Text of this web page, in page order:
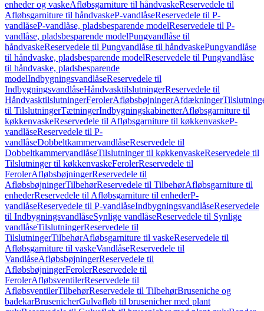
enheder og vaskeAfløbsgarniture til håndvaskeReservedele til
Afløbsgarniture til håndvaskeP-vandlåseReservedele til P-
vandlåseP-vandlåse, pladsbesparende modelReservedele til P-
vandlåse, pladsbesparende modelPungvandlåse til
håndvaskeReservedele til Pungvandlåse til håndvaskePungvandlåse
til håndvaske, pladsbesparende modelReservedele til Pungvandlåse
til håndvaske, pladsbesparende
modelIndbygningsvandlåseReservedele til
IndbygningsvandlåseHåndvasktilslutningerReservedele til
HåndvasktilslutningerFerolerAfløbsbøjningerAfdækninger
til TilslutningerTætningerIndbygningskabinetterAfløbsgarniture til
køkkenvaskeReservedele til Afløbsgarniture til køkkenvaskeP-
vandlåseReservedele til P-
vandlåseDobbeltkammervandlåseReservedele til
DobbeltkammervandlåseTilslutninger til køkkenvaskeReservedele til
Tilslutninger til køkkenvaskeFerolerReservedele til
FerolerAfløbsbøjningerReservedele til
AfløbsbøjningerTilbehørReservedele til TilbehørAfløbsgarniture til
enhederReservedele til Afløbsgarniture til enhederP-
vandlåseReservedele til P-vandlåseIndbygningsvandlåseReservedele
til IndbygningsvandlåseSynlige vandlåseReservedele til Synlige
vandlåseTilslutningerReservedele til
TilslutningerTilbehørAfløbsgarniture til vaskeReservedele til
Afløbsgarniture til vaskeVandlåseReservedele til
VandlåseAfløbsbøjningerReservedele til
AfløbsbøjningerFerolerReservedele til
FerolerAfløbsventilerReservedele til
AfløbsventilerTilbehørReservedele til TilbehørBruseniche og
badekarBrusenicherGulvafløb til brusenicher med plant